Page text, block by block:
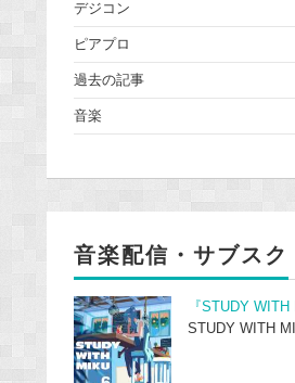
デジコン
ピアプロ
過去の記事
音楽
音楽配信・サブスク
『STUDY WITH
STUDY WITH